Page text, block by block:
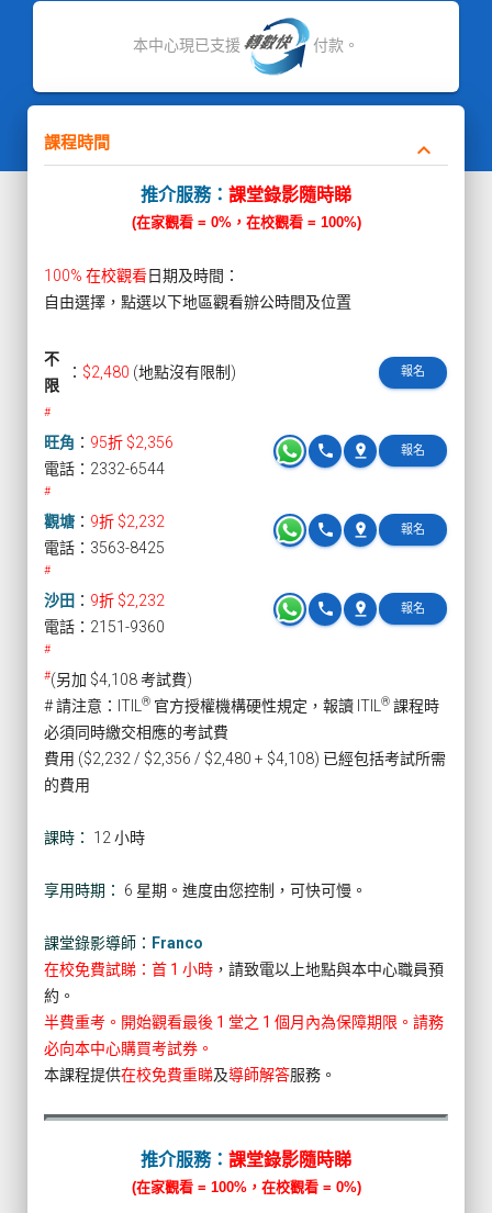
本中心現已支援 付款。
課程時間 keyboard_arrow_down
推介服務： 課堂錄影隨時睇
(在家觀看 = 0%，在校觀看 = 100%)
100% 在校觀看日期及時間：
自由選擇，點選以下地區觀看辦公時間及位置
不
限
： $2,480 (地點沒有限制) 報名
#
旺角 ： 95折 $2,356 報名
pin_drop
phone
電話：2332-6544
#
觀塘 ： 9折 $2,232 報名
pin_drop
phone
電話：3563-8425
#
沙田 ： 9折 $2,232 報名
pin_drop
phone
電話：2151-9360
#
#(另加 $4,108 考試費)
# 請注意：ITIL
® 官方授權機構硬性規定，報讀 ITIL ® 課程時
必須同時繳交相應的考試費
費用 ($2,232 / $2,356 / $2,480 + $4,108) 已經包括考試所需
的費用
課時： 12 小時
享用時期： 6 星期。進度由您控制，可快可慢。
課堂錄影導師： Franco
在校免費試睇：首 1 小時 ，請致電以上地點與本中心職員預
約。
半費重考。開始觀看最後 1 堂之 1 個月內為保障期限。請務
必向本中心購買考試券。
本課程提供在校免費重睇及導師解答服務。
推介服務： 課堂錄影隨時睇
(在家觀看 = 100%，在校觀看 = 0%)